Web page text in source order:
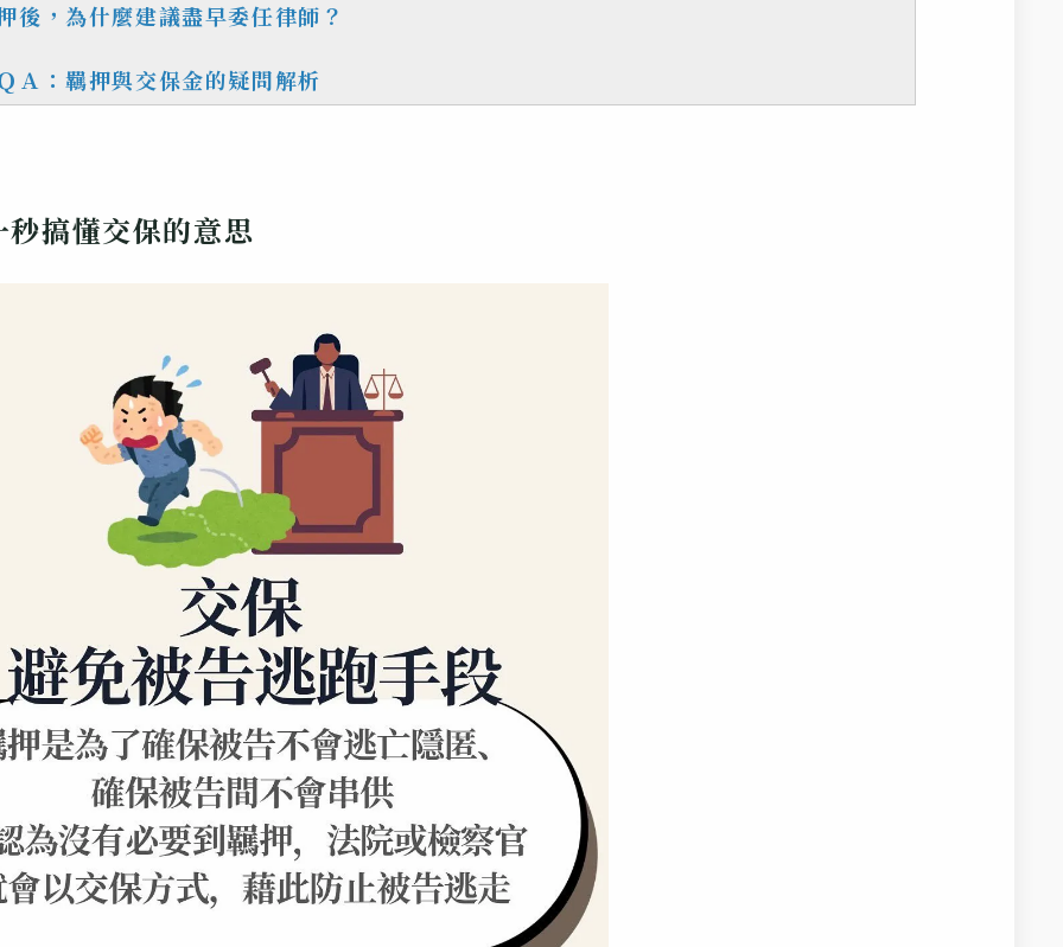
後，為什麼建議盡早委任律師？
Ａ：羈押與交保金的疑問解析
搞懂交保的意思